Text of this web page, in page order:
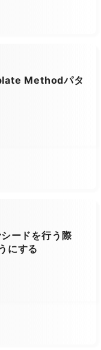
Methodパタ
ードを行う際
にする